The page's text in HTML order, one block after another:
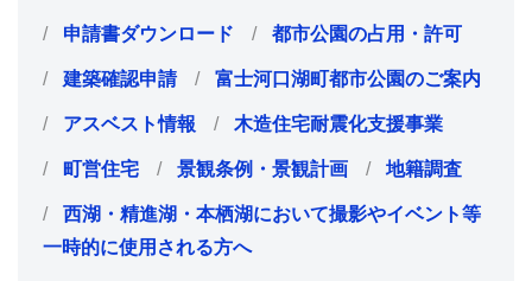
申請書ダウンロード 都市公園の占用・許可
建築確認申請 富士河口湖町都市公園のご案内
アスベスト情報 木造住宅耐震化支援事業
町営住宅 景観条例・景観計画 地籍調査
西湖・精進湖・本栖湖において撮影やイベント等
一時的に使用される方へ